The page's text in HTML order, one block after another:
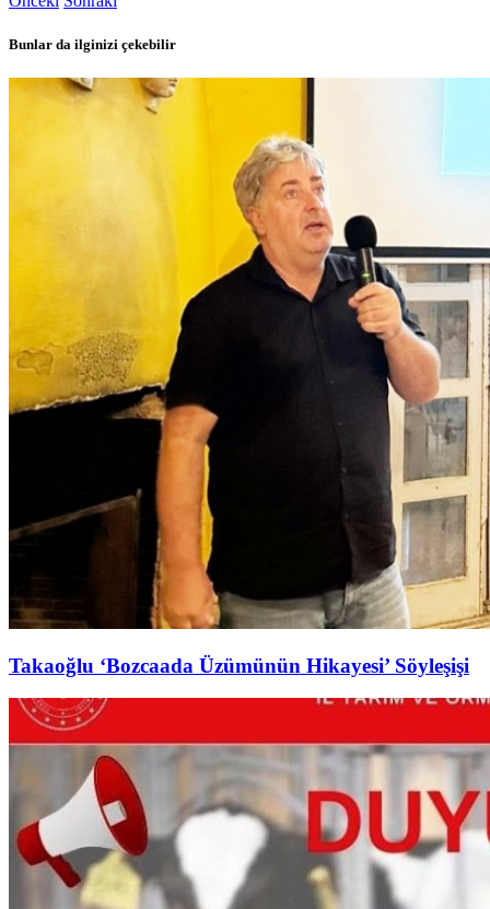
Bunlar da ilginizi çekebilir
Takaoğlu ‘Bozcaada Üzümünün Hikayesi’ Söyleşişi